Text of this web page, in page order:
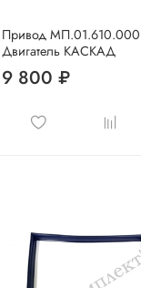
Привод МП.01.610.000
Двигатель КАСКАД
9 800 ₽